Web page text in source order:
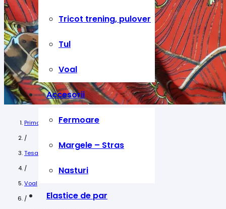
Tricot trening, pulover
Tul
Voal
Accesorii
Fermoare
Margele – Stras
Nasturi
Elastice de par
Prima pagină
/
Tesaturi
/
Voal
/